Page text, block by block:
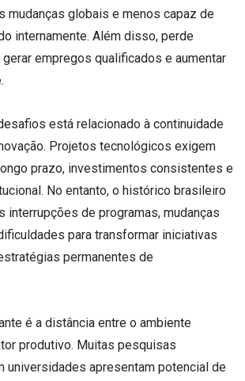
mudanças globais e menos capaz de
internamente. Além disso, perde
empregos qualificados e aumentar
está relacionado à continuidade
Projetos tecnológicos exigem
prazo, investimentos consistentes e
No entanto, o histórico brasileiro
interrupções de programas, mudanças
para transformar iniciativas
permanentes de
é a distância entre o ambiente
produtivo. Muitas pesquisas
universidades apresentam potencial de